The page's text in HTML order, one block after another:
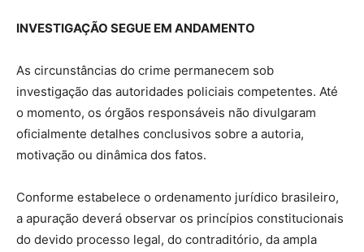
INVESTIGAÇÃO SEGUE EM ANDAMENTO
As circunstâncias do crime permanecem sob
investigação das autoridades policiais competentes. Até
o momento, os órgãos responsáveis não divulgaram
oficialmente detalhes conclusivos sobre a autoria,
motivação ou dinâmica dos fatos.
Conforme estabelece o ordenamento jurídico brasileiro,
a apuração deverá observar os princípios constitucionais
do devido processo legal, do contraditório, da ampla